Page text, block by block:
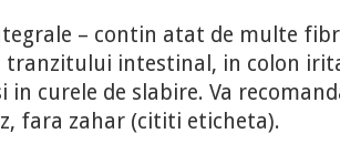
– contin atat de multe
tranzitului intestinal, in colon
in curele de slabire. Va
fara zahar (cititi eticheta).